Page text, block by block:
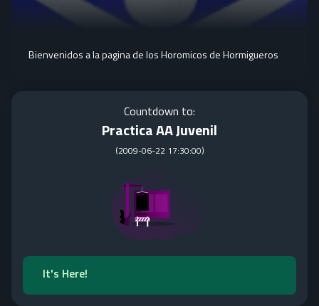
Bienvenidos a la pagina de los Horomicos de Hormigueros
Countdown to:
Practica AA Juvenil
(2009-06-22 17:30:00)
It's Here!